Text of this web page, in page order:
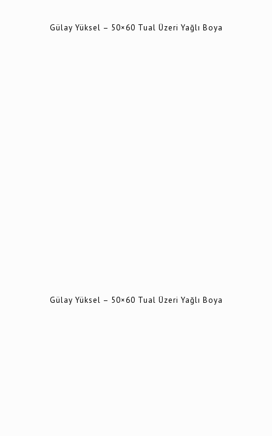
Gülay Yüksel – 50×60 Tual Üzeri Yağlı Boya
Gülay Yüksel – 50×60 Tual Üzeri Yağlı Boya